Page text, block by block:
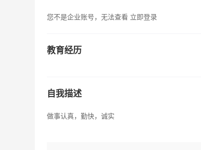
您不是企业账号，无法查看 立即登录
教育经历
自我描述
做事认真，勤快，诚实